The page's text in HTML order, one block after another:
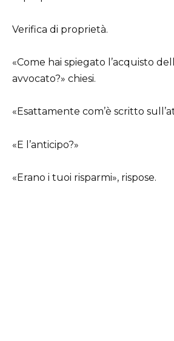
Verifica di proprietà.
«Come hai spiegato l’acquisto
avvocato?» chiesi.
«Esattamente com’è scritto
«E l’anticipo?»
«Erano i tuoi risparmi», rispose.